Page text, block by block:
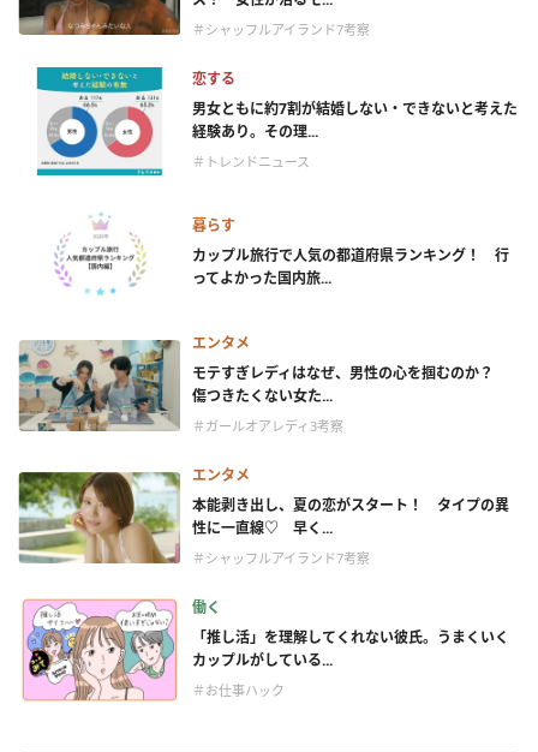
＃シャッフルアイランド7考察
恋する
男女ともに約7割が結婚しない・できないと考えた
経験あり。その理...
＃トレンドニュース
暮らす
カップル旅行で人気の都道府県ランキング！ 行
ってよかった国内旅...
エンタメ
モテすぎレディはなぜ、男性の心を掴むのか？
傷つきたくない女た...
＃ガールオアレディ3考察
エンタメ
本能剥き出し、夏の恋がスタート！ タイプの異
性に一直線♡ 早く...
＃シャッフルアイランド7考察
働く
「推し活」を理解してくれない彼氏。うまくいく
カップルがしている...
＃お仕事ハック